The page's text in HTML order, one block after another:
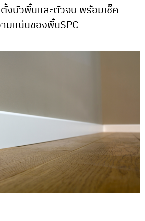
งบัวพื้นและตัวจบ พร้อมเช็ค
มแน่นของพื้นSPC